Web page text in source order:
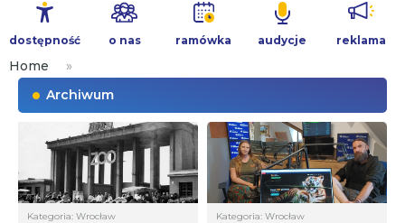
Przejdź
treści
dostępność o nas ramówka audycje reklama
Home
»
Archiwum
Kategoria: Wrocław Kategoria: Wrocław